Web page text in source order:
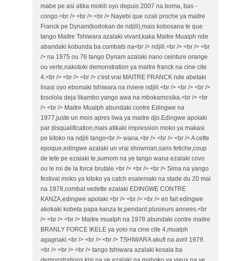
mabe pe asi atika mokili oyo depuis 2007 na boma, bas -
congo.<br /> <br /> <br /> Nayebi que ozali proche ya maitre
Franck pe Dynam(kodokan de ndjili),mais kobosana te que
tango Maitre Tshiwara azalaki vivant,kaka Maitre Mualph nde
abandaki kobunda ba combats na<br /> ndjili.<br /> <br /> <br
/> na 1975 ou 76 tango Dynam azalaki nano ceinture orange
ou verte,nakotoki demonstration ya maitre franck na cine cite
4.<br /> <br /> <br /> c'est vrai MAITRE FRANCK nde abetaki
lisasi oyo ebomaki tshiwara na riviere ndjili.<br /> <br /> <br />
tosolola deja likambo yango awa na mbokamosika.<br /> <br
/> <br /> Maitre Mualph abundaki contre Edingwe na
1977,juste un mois apres liwa ya maitre djo.Edingwe apolaki
par disqualification,mais atikaki impression moko ya makasi
pe kitoko na ndjili tango<br /> wana.<br /> <br /> <br /> A cette
epoque,edingwe azalaki un vrai showman,sans fetiche,coup
de tete pe ezalaki te,surnom na ye tango wana ezalaki covo
ou le roi de la force brutale.<br /> <br /> <br /> Sima na yango
festival moko ya kitoko ya catch esalemaki na stade du 20 mai
na 1978,combat vedette ezalaki EDINGWE CONTRE
KANZA,edingwe apolaki.<br /> <br /> <br /> en fait edingwe
akokaki kobeta papa kanza te,pendant plusieurs annees.<br
/> <br /> <br /> Maitre mualph na 1978 abundaki contre maitre
BRANLY FORCE IKELE ya yolo na cine cite 4,mualph
agagnaki.<br /> <br /> <br /> TSHIWARA akufi na avril 1979.
<br /> <br /> <br /> tango tshiwara azalaki kosala ba